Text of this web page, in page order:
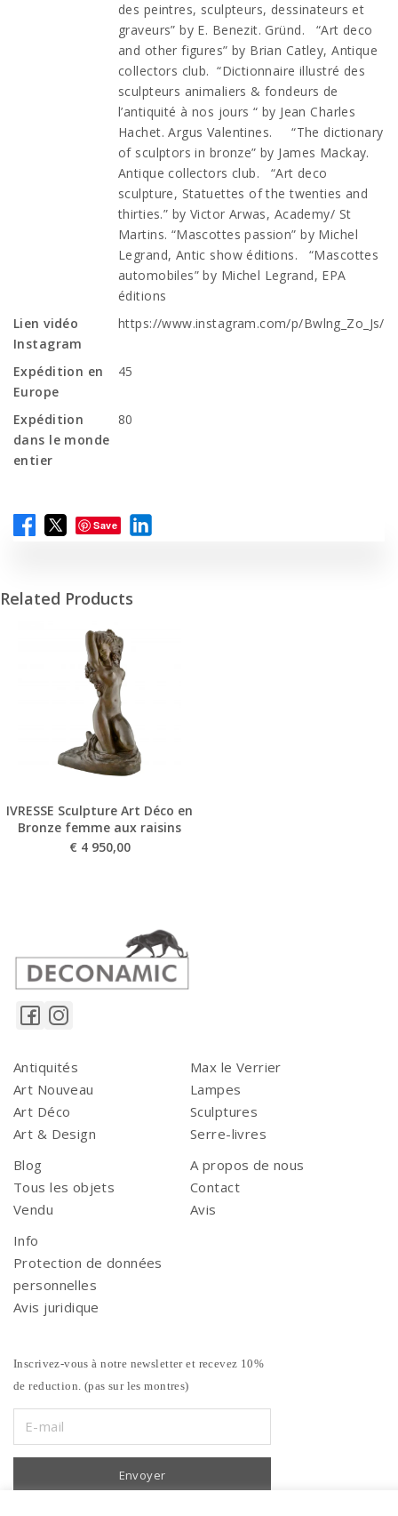
des peintres, sculpteurs, dessinateurs et
graveurs” by E. Benezit. Gründ. “Art deco
and other figures” by Brian Catley, Antique
collectors club. “Dictionnaire illustré des
sculpteurs animaliers & fondeurs de
l’antiquité à nos jours “ by Jean Charles
Hachet. Argus Valentines. “The dictionary
of sculptors in bronze” by James Mackay.
Antique collectors club. “Art deco
sculpture, Statuettes of the twenties and
thirties.” by Victor Arwas, Academy/ St
Martins. “Mascottes passion” by Michel
Legrand, Antic show éditions. “Mascottes
automobiles” by Michel Legrand, EPA
éditions
Lien vidéo
Instagram
https://www.instagram.com/p/Bwlng_Zo_Js/
Expédition en
Europe
45
Expédition
dans le monde
entier
80
Save
Related Products
IVRESSE Sculpture Art Déco en
Bronze femme aux raisins
€ 4 950,00
Antiquités
Art Nouveau
Art Déco
Art & Design
Max le Verrier
Lampes
Sculptures
Serre-livres
Blog
Tous les objets
Vendu
A propos de nous
Contact
Avis
Info
Protection de données
personnelles
Avis juridique
Inscrivez-vous à notre newsletter et recevez 10%
de reduction. (pas sur les montres)